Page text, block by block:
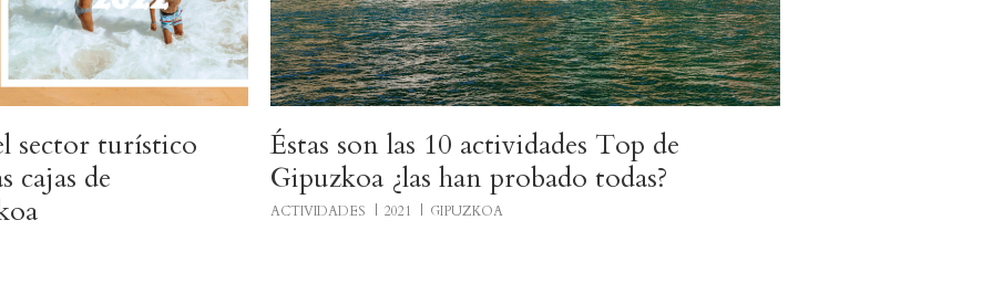
sector turístico
cajas de
Éstas son las 10 actividades Top de
Gipuzkoa ¿las han probado todas?
ACTIVIDADES 2021 GIPUZKOA